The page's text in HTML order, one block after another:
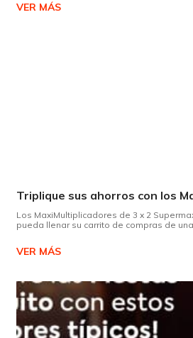
VER MÁS
Los MaxiMultiplicadores de 3 x 2
pueda llenar su carrito de compras de
VER MÁS